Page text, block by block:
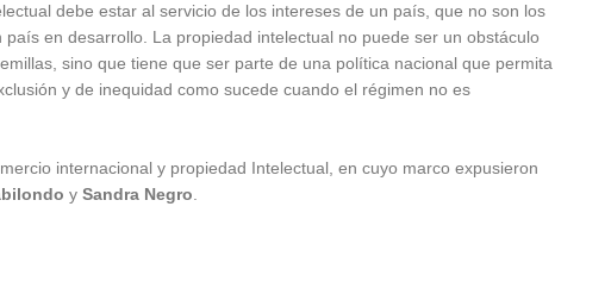
debe estar al servicio de los intereses de un país, que no son los
en desarrollo. La propiedad intelectual no puede ser un obstáculo
sino que tiene que ser parte de una política nacional que permita
y de inequidad como sucede cuando el régimen no es
internacional y propiedad Intelectual, en cuyo marco expusieron
y Sandra Negro